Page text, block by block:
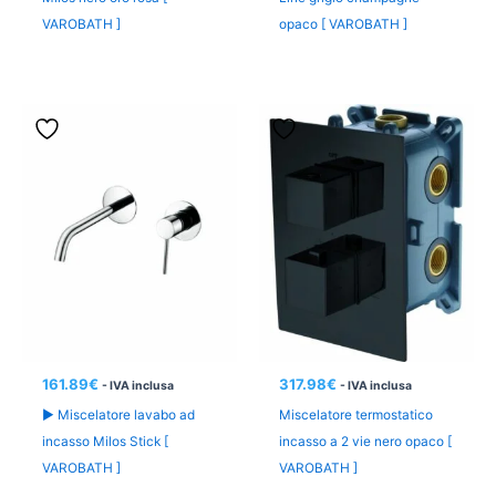
VAROBATH ]
opaco [ VAROBATH ]
161.89€ - IVA inclusa
► Miscelatore lavabo ad
incasso Milos Stick [
VAROBATH ]
317.98€ - IVA inclusa
Miscelatore termostatico
incasso a 2 vie nero opaco [
VAROBATH ]